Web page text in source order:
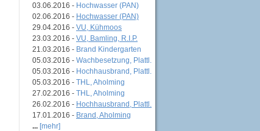
03.06.2016 - Hochwasser (PAN)
02.06.2016 - Hochwasser (PAN)
29.04.2016 - VU, Kühmoos
23.03.2016 - VU, Bamling, R.I.P.
21.03.2016 - Brand Kindergarten
05.03.2016 - Wachbesetzung, Plattl.
05.03.2016 - Hochhausbrand, Plattl.
05.03.2016 - THL, Aholming
27.02.2016 - THL, Aholming
26.02.2016 - Hochhausbrand, Plattl.
17.01.2016 - Brand, Aholming
... [mehr]